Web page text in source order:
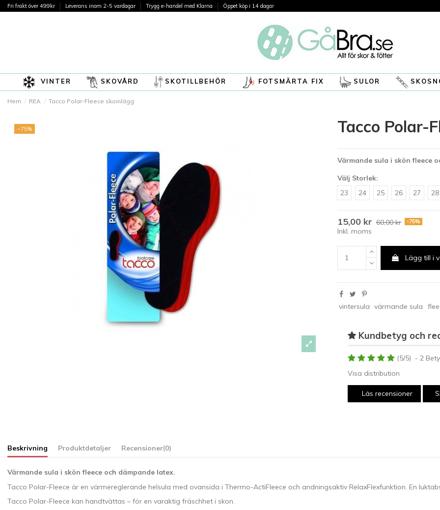
Fri frakt över 499kr Leverans inom 2-5 vardagar Trygg e-handel med Klarna Öppet köp i 14 dagar
VINTER SKOVÅRD SKOTILLBEHÖR FOTSMÄRTA FIX SULOR
Hem REA Tacco Polar-Fleece skoinlägg
−75% Tacco Polar-
Värmande sula i skön fleece
Välj Storlek:
23
24 25 26 27 28
15,00 kr 60,00 kr -75%
Inkl. moms
Lägg till i
vintersula värmande sula
Kundbetyg och
(5/5) - 2
Visa distribution
Läs recensioner
Beskrivning Produktdetaljer Recensioner(0)
Värmande sula i skön fleece och dämpande latex.
Tacco Polar-Fleece är en värmereglerande helsula med ovansida i Thermo-ActiFleece och andningsaktiv RelaxFlexfunktion. En
Tacco Polar-Fleece kan handtvättas – för en varaktig fräschhet i skon.